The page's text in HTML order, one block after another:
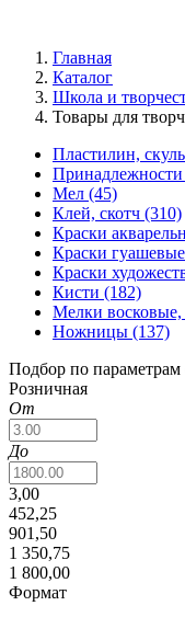
Главная
Каталог
Школа и
Товары для
Пластилин,
Принадлежности
Мел (45)
Клей, скотч (310)
Краски
Краски гуашевые
Краски
Кисти (182)
Мелки восковые,
Ножницы (137)
Подбор по параметрам
Розничная
От
До
3,00
452,25
901,50
1 350,75
1 800,00
Формат